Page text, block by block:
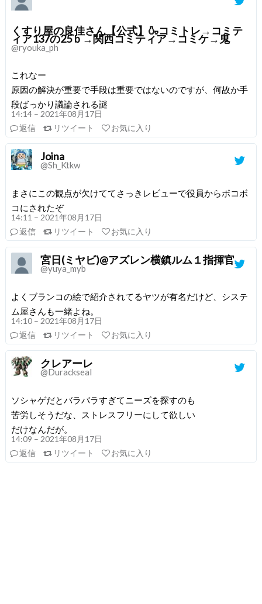
くすり屋の良佳さん【公式】🍶コミトレ→コミテ
ィア137の25ｂ→関西コミティア→コミケ→鬼
@ryouka_ph
これなー
原因の解決が重要で手段は重要ではないのですが、何故か手
段ばっかり議論される謎
14:14 – 2021年08月17日
返信
リツイート お気に入り
Joina
@Sh_Ktkw
まさにこの観点が欠けててさっきレビューで役員からボコボ
コにされたぞ
14:11 – 2021年08月17日
返信
リツイート お気に入り
宮日(ミヤビ)@アズレン横鎮ルム１指揮官
@yuya_myb
よくブランコの絵で紹介されてるヤツが有名だけど、システ
ム屋さんも一緒よね。
14:10 – 2021年08月17日
返信
リツイート お気に入り
クレアーレ
@Durackseal
ソシャゲだとバラバラすぎてニーズを探すのも
苦労しそうだな、ストレスフリーにして欲しい
だけなんだが。
14:09 – 2021年08月17日
返信
リツイート お気に入り